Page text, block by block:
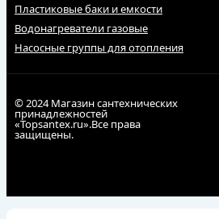
Пластиковые баки и емкости
Водонагреватели газовые
Насосные группы для отопления
© 2024 Магазин сантехнических
принадлежностей
«Topsantex.ru».Все права
защищены.